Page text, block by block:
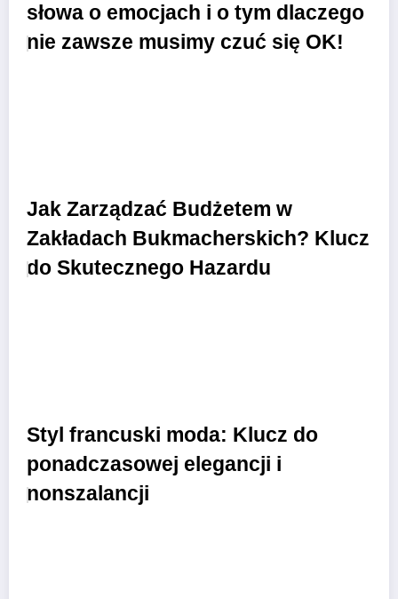
słowa o emocjach i o tym dlaczego
nie zawsze musimy czuć się OK!
Jak Zarządzać Budżetem w
Zakładach Bukmacherskich? Klucz
do Skutecznego Hazardu
Styl francuski moda: Klucz do
ponadczasowej elegancji i
nonszalancji